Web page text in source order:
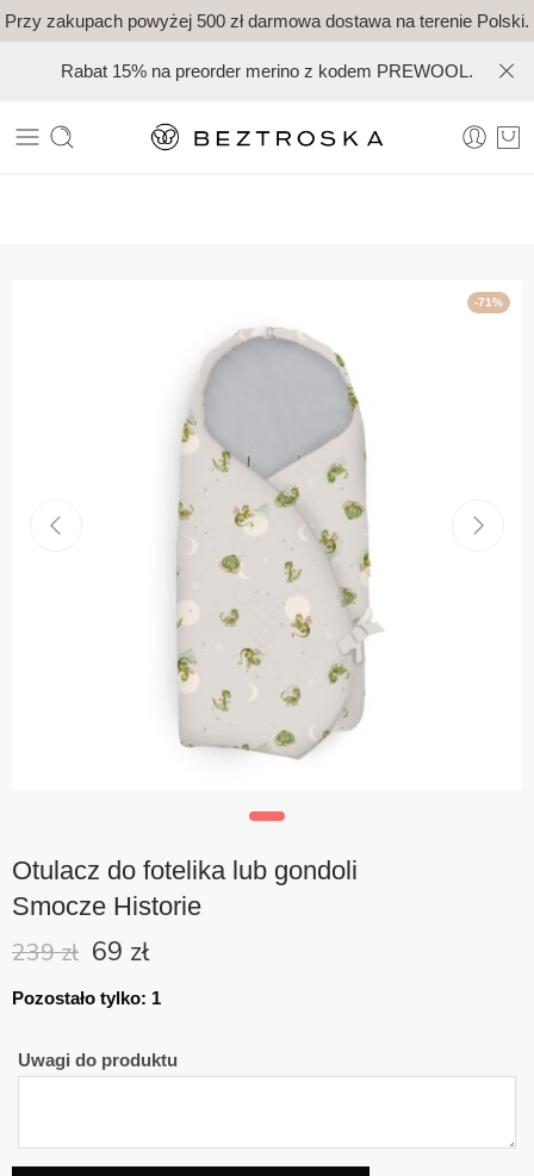
Przy zakupach powyżej 500 zł darmowa dostawa na terenie Polski.
Rabat 15% na preorder merino z kodem PREWOOL.
-71%
Otulacz do fotelika lub gondoli
Smocze Historie
239zł 69 zł
Pozostało tylko: 1
Uwagi do produktu